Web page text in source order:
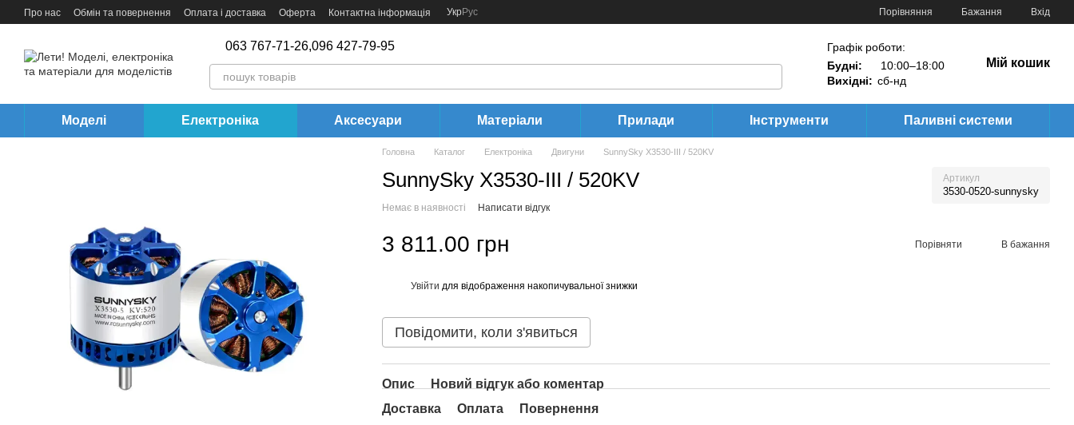
Перейти до основного контенту
Про нас Обмін та повернення Оплата і доставка Оферта Контактна інформація УкрРус Порівняння Бажання Вхід
063 767-71-26,096 427-79-95
Графік роботи:
Будні:
10:00–18:00
Вихідні: сб-нд
Мій кошик
Моделі Електроніка Аксесуари Матеріали Прилади Інструменти Паливні системи
Головна Каталог Електроніка Двигуни SunnySky X3530-III / 520KV
SunnySky X3530-III / 520KV Артикул
3530-0520-sunnysky
Немає в наявності Написати відгук
3 811.00 грн Порівняти В бажання
Увійти для відображення накопичувальної знижки
Повідомити, коли з'явиться
Опис
Новий відгук або коментар
Доставка
Оплата Повернення